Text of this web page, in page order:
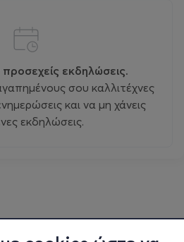
εκδηλώσεις.
σου καλλιτέχνες
και να μη χάνεις
εκδηλώσεις.